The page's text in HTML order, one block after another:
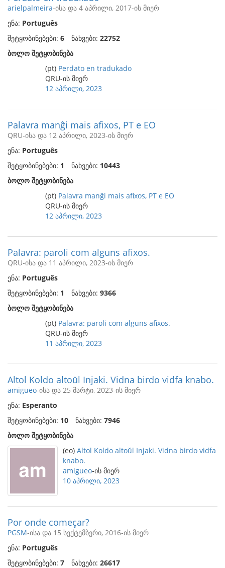
arielpalmeira-ისა და 4 აპრილი, 2017-ის მიერ
ენა: Português
შეტყობინებები: 6 ნახვები: 22752
ბოლო შეტყობინება
(pt) Perdato en tradukado
QRU-ის მიერ
12 აპრილი, 2023
Palavra manĝi mais afixos, PT e EO
QRU-ისა და 12 აპრილი, 2023-ის მიერ
ენა: Português
შეტყობინებები: 1 ნახვები: 10443
ბოლო შეტყობინება
(pt) Palavra manĝi mais afixos, PT e EO
QRU-ის მიერ
12 აპრილი, 2023
Palavra: paroli com alguns afixos.
QRU-ისა და 11 აპრილი, 2023-ის მიერ
ენა: Português
შეტყობინებები: 1 ნახვები: 9366
ბოლო შეტყობინება
(pt) Palavra: paroli com alguns afixos.
QRU-ის მიერ
11 აპრილი, 2023
Altol Koldo altoŭl Injaki. Vidna birdo vidfa knabo.
amigueo-ისა და 25 მარტი, 2023-ის მიერ
ენა: Esperanto
შეტყობინებები: 10 ნახვები: 7946
ბოლო შეტყობინება
(eo) Altol Koldo altoŭl Injaki. Vidna birdo vidfa
knabo.
amigueo-ის მიერ
10 აპრილი, 2023
Por onde começar?
PGSM-ისა და 15 სექტემბერი, 2016-ის მიერ
ენა: Português
შეტყობინებები: 7 ნახვები: 26617